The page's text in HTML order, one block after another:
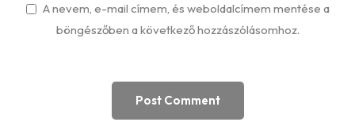
A nevem, e-mail címem, és weboldalcímem mentése a
böngészőben a következő hozzászólásomhoz.